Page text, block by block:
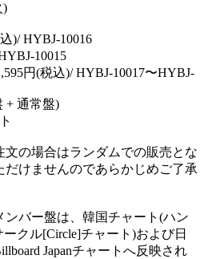
)
)/ HYBJ-10016
10015
円(税込)/ HYBJ-10017〜HYBJ-
+ 通常盤)
の場合はランダムでの販売とな
だけませんのであらかじめご了承
バー盤は、韓国チャート(ハン
クル[Circle]チャート)および日
Japanチャートへ反映され